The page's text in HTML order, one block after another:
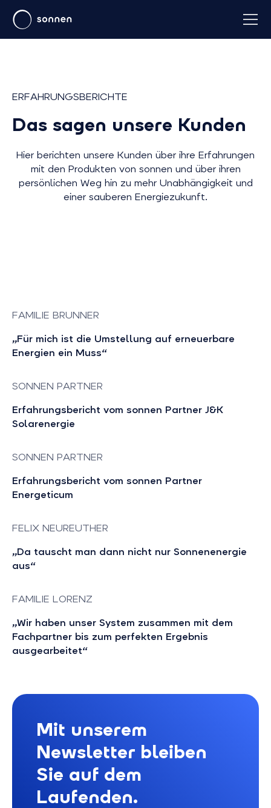
ERFAHRUNGSBERICHTE
Das sagen unsere Kunden
Hier berichten unsere Kunden über ihre Erfahrungen
mit den Produkten von sonnen und über ihren
persönlichen Weg hin zu mehr Unabhängigkeit und
einer sauberen Energiezukunft.
FAMILIE BRUNNER
„Für mich ist die Umstellung auf erneuerbare
Energien ein Muss“
SONNEN PARTNER
Erfahrungsbericht vom sonnen Partner J&K
Solarenergie
SONNEN PARTNER
Erfahrungsbericht vom sonnen Partner
Energeticum
FELIX NEUREUTHER
„Da tauscht man dann nicht nur Sonnenenergie
aus“
FAMILIE LORENZ
„Wir haben unser System zusammen mit dem
Fachpartner bis zum perfekten Ergebnis
ausgearbeitet“
Mit unserem
Newsletter bleiben
Sie auf dem
Laufenden.